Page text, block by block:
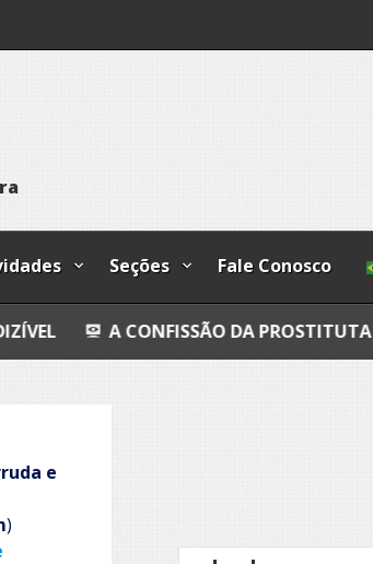
da prostituta I
ra
Seções Fale Conosco
DA PROSTITUTA I TRUST
e
)